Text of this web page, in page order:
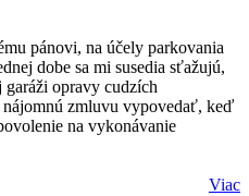
pánovi, na účely parkovania
dobe sa mi susedia sťažujú,
opravy cudzích
zmluvu vypovedať, keď
na vykonávanie
Viac